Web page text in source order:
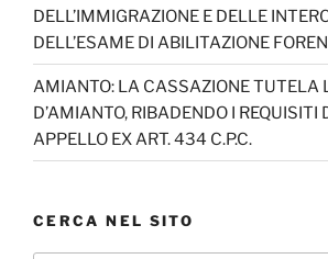
DELL’IMMIGRAZIONE E DELLE
DELL’ESAME DI ABILITAZIONE
AMIANTO: LA CASSAZIONE TUTELA
D’AMIANTO, RIBADENDO I REQUISITI
APPELLO EX ART. 434 C.P.C.
CERCA NEL SITO